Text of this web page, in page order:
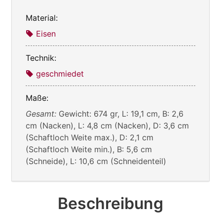
Material:
Eisen
Technik:
geschmiedet
Maße:
Gesamt: Gewicht: 674 gr, L: 19,1 cm, B: 2,6
cm (Nacken), L: 4,8 cm (Nacken), D: 3,6 cm
(Schaftloch Weite max.), D: 2,1 cm
(Schaftloch Weite min.), B: 5,6 cm
(Schneide), L: 10,6 cm (Schneidenteil)
Beschreibung